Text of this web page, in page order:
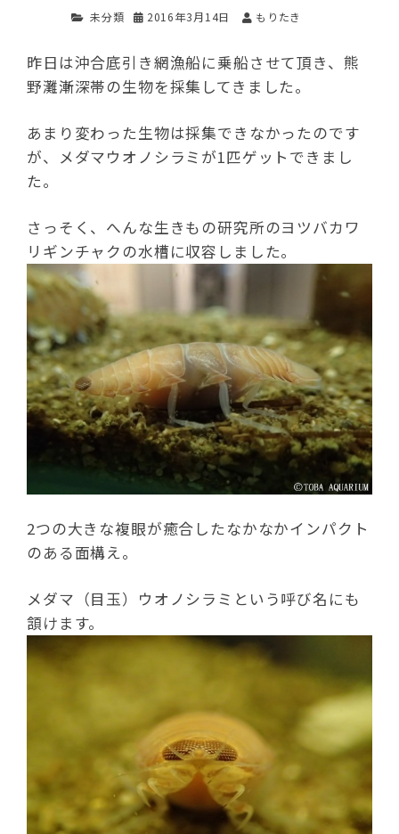
未分類 2016年3月14日 もりたき
昨日は沖合底引き網漁船に乗船させて頂き、熊
野灘漸深帯の生物を採集してきました。
あまり変わった生物は採集できなかったのです
が、メダマウオノシラミが1匹ゲットできまし
た。
さっそく、へんな生きもの研究所のヨツバカワ
リギンチャクの水槽に収容しました。
2つの大きな複眼が癒合したなかなかインパクト
のある面構え。
メダマ（目玉）ウオノシラミという呼び名にも
頷けます。